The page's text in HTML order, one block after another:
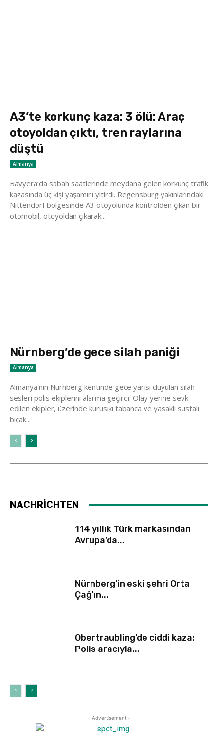
A3’te korkunç kaza: 3 ölü: Araç
otoyoldan çıktı, tren raylarına
düştü
Almanya
Bavyera’da sabah saatlerinde meydana gelen korkunç trafik
kazasında üç kişi yaşamını yitirdi. Regensburg yakınlarındaki
Nittendorf bölgesinde A3 otoyolunda kontrolden çıkan bir
otomobil, otoyoldan çıkarak...
Nürnberg’de gece silah paniği
Almanya
Almanya'nın Nürnberg kentinde gece yarısı duyulan silah
sesleri polis ekiplerini alarma geçirdi. Olay yerine sevk
edilen ekipler, üzerinde kurusıkı tabanca ve yasaklı sustalı
bıçak...
NACHRİCHTEN
114 yıllık Türk markasından
Avrupa’da...
Nürnberg’in eski şehri Orta
Çağ’ın...
Obertraubling’de ciddi kaza:
Polis aracıyla...
- Advertisement -